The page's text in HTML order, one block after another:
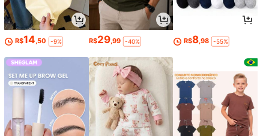
R$14,50 -9% R$29,99 -40% R$8,98 -55%